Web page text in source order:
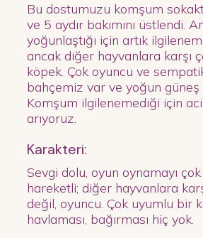
Bu dostumuzu komşum
ve 5 aydır bakımını üstlendi.
yoğunlaştığı için artık
ancak diğer hayvanlara karşı
köpek. Çok oyuncu ve
bahçemiz var ve yoğun güneş
Komşum ilgilenemediği için
arıyoruz.
Karakteri:
Sevgi dolu, oyun oynamayı
hareketli; diğer hayvanlara
değil, oyuncu. Çok uyumlu bir
havlaması, bağırması hiç yok.